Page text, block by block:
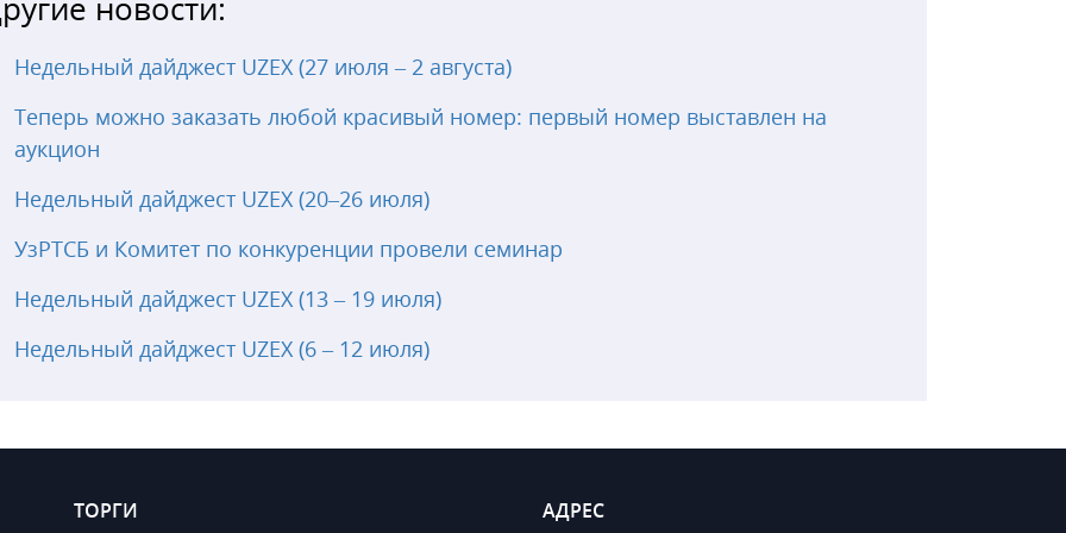
новости:
Недельный дайджест UZEX (27 июля – 2 августа)
Теперь можно заказать любой красивый номер: первый номер выставлен на
аукцион
Недельный дайджест UZEX (20–26 июля)
УзРТСБ и Комитет по конкуренции провели семинар
Недельный дайджест UZEX (13 – 19 июля)
Недельный дайджест UZEX (6 – 12 июля)
ТОРГИ АДРЕС